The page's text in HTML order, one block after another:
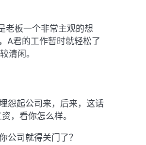
老板一个非常主观的想
A君的工作暂时就轻松了
清闲。
怨起公司来，后来，这话
，看你怎么样。
公司就得关门了？